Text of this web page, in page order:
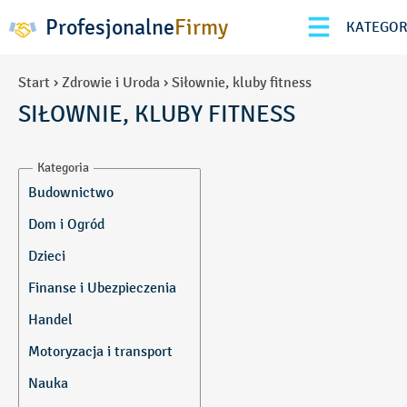
ProfesjonalneFirmy
Start › Zdrowie i Uroda › Siłownie, kluby fitness
SIŁOWNIE, KLUBY FITNESS
Kategoria
Budownictwo
Armatura hydrauliczna
Beton
Betoniarnie
garażowe
Bramy przemysłowe
Dom i Ogród
Akcesoria meblowe
alarmowe
Architekci i
dekoratorzy wnętrz
Artykuły gospodarstwa
Baseny, fontanny
Dzieci
Domy Dziecka
Opieka nad dziećmi
Przedszkola Prywatne
Finanse i Ubezpieczenia
Biura rachunkowe
Gospodarcze
Inwestycje finansowe
Handel
Motoryzacja i transport
Alarmy samochodowe
Nauka